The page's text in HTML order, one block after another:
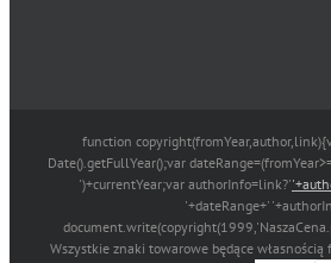
function
Date().getFullYear();var
')+currentYear;var authorInfo=link?'
'+dateRange+'
Wszystkie znaki towarowe będące